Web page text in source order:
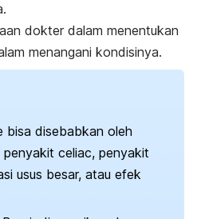
dokter dalam menentukan
menangani kondisinya.
bisa disebabkan oleh
celiac, penyakit
usus besar, atau efek